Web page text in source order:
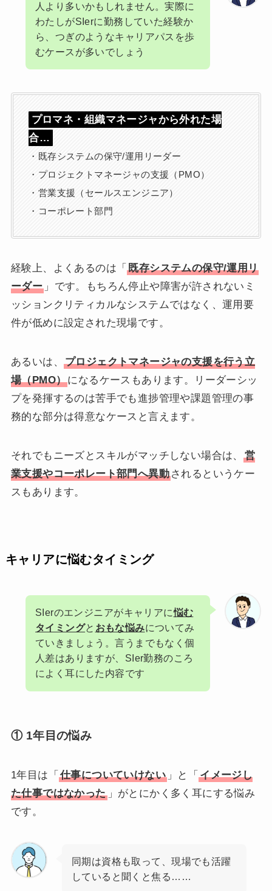
人より多いかもしれません。実際に
わたしがSIerに勤務していた経験か
ら、つぎのようなキャリアパスを歩
むケースが多いでしょう
プロマネ・組織マネージャから外れた場
合…
・既存システムの保守/運用リーダー
・プロジェクトマネージャの支援（PMO）
・営業支援（セールスエンジニア）
・コーポレート部門
経験上、よくあるのは「既存システムの保守/運用リ
ーダー 」です。もちろん停止や障害が許されないミ
ッションクリティカルなシステムではなく、運用要
件が低めに設定された現場です。
あるいは、
プロジェクトマネージャの支援を行う立
場（PMO）になるケースもあります。リーダーシッ
プを発揮するのは苦手でも進捗管理や課題管理の事
務的な部分は得意なケースと言えます。
それでもニーズとスキルがマッチしない場合は、
営
業支援やコーポレート部門へ異動されるというケー
スもあります。
キャリアに悩むタイミング
SIerのエンジニアがキャリアに悩む
タイミングと おもな悩みについてみ
ていきましょう。言うまでもなく個
人差はありますが、SIer勤務のころ
によく耳にした内容です
① 1年目の悩み
1年目は「 仕事についていけない」と「イメージし
た仕事ではなかった」がとにかく多く耳にする悩み
です。
同期は資格も取って、現場でも活躍
していると聞くと焦る……